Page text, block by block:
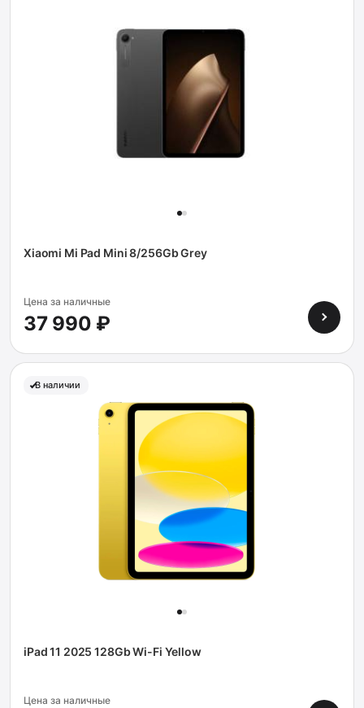
Xiaomi Mi Pad Mini 8/256Gb Grey
Цена за наличные
37 990 ₽
В наличии
iPad 11 2025 128Gb Wi-Fi Yellow
Цена за наличные